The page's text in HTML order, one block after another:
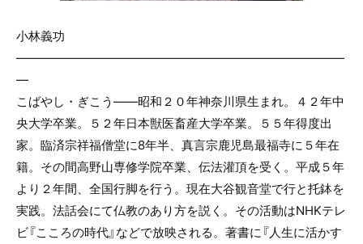
小林義功
———————————————————————————
—
こばやし・ぎこう――昭和２０年神奈川県生まれ。４２年中
央大学卒業。５２年日本獣医畜産大学卒業。５５年得度出
家。臨済宗祥福僧堂に8年半、真言宗鹿児島最福寺に５年在
籍。その間高野山専修学院卒業、伝法灌頂を受く。平成５年
より２年間、全国行脚を行う。現在大谷観音堂で行と托鉢を
実践。法話会にて仏教のあり方を説く。その活動はNHKテレ
ビ『こころの時代』などで放映される。著書に『人生に活かす